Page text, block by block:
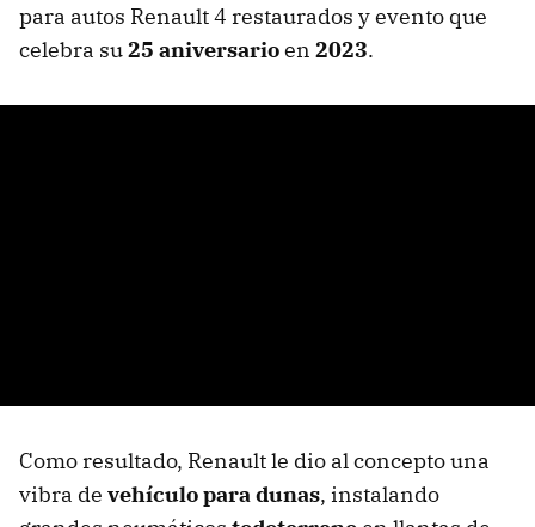
para autos Renault 4 restaurados y evento que
celebra su25 aniversarioen 2023.
Como resultado, Renault le dio al concepto una
vibra de vehículo para dunas, instalando